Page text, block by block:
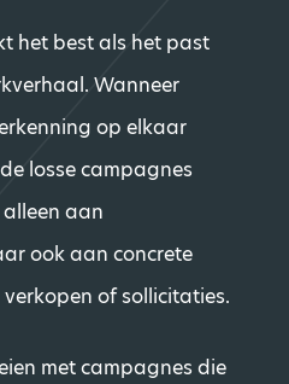
het best als het past
Wanneer
op elkaar
losse campagnes
aan
ook aan concrete
of sollicitaties.
met campagnes die